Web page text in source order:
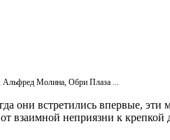
Молина, Обри Плаза ...
встретились впервые, эти
взаимной неприязни к крепкой